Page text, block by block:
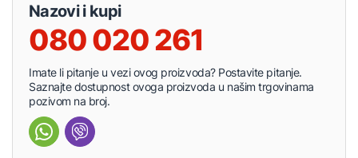
Nazovi i kupi
080 020 261
Imate li pitanje u vezi ovog proizvoda? Postavite pitanje.
Saznajte dostupnost ovoga proizvoda u našim trgovinama
pozivom na broj.